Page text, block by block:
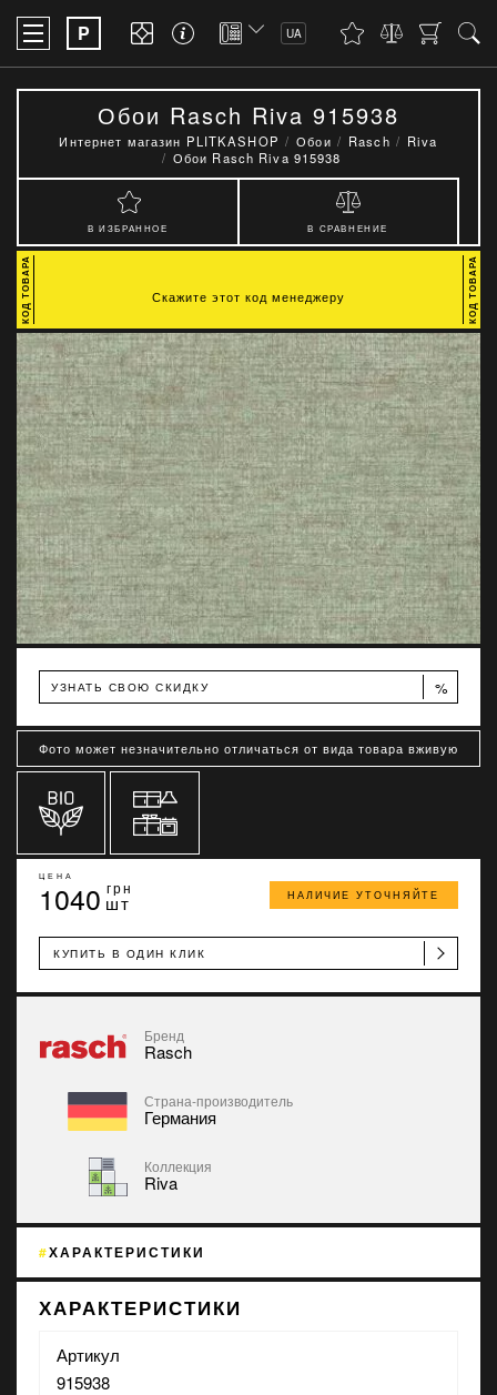
P UA
Обои Rasch Riva 915938
Интернет магазин PLITKASHOP Обои Rasch
Riva
Обои Rasch Riva 915938
В ИЗБРАННОЕ В СРАВНЕНИЕ
УЗНАТЬ СВОЮ СКИДКУ %
Фото может незначительно отличаться от вида товара вживую
ЦЕНА
1040 грн
шт НАЛИЧИЕ УТОЧНЯЙТЕ
КУПИТЬ В ОДИН КЛИК
Бренд
Rasch
Страна-производитель
Германия
Коллекция
Riva
ХАРАКТЕРИСТИКИ
ХАРАКТЕРИСТИКИ
Артикул
915938
Скажите этот код менеджеру